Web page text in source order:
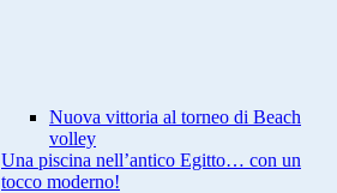
Nuova vittoria al torneo di Beach
volley
Una piscina nell’antico Egitto… con un
tocco moderno!